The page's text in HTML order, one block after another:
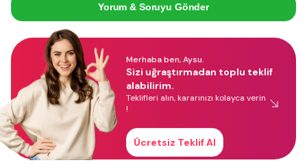
Yorum & Soruyu Gönder
Merhaba ben, Aysu.
Sizi uğraştırmadan toplu teklif
alabilirim.
Teklifleri alın, kararınızı kolayca verin
!
Ücretsiz Teklif Al